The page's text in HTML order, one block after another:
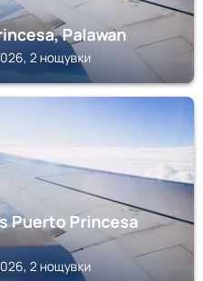
Palawan
2 нощувки
Puerto Princesa
2 нощувки